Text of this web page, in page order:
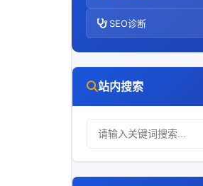
SEO诊断
站内搜索